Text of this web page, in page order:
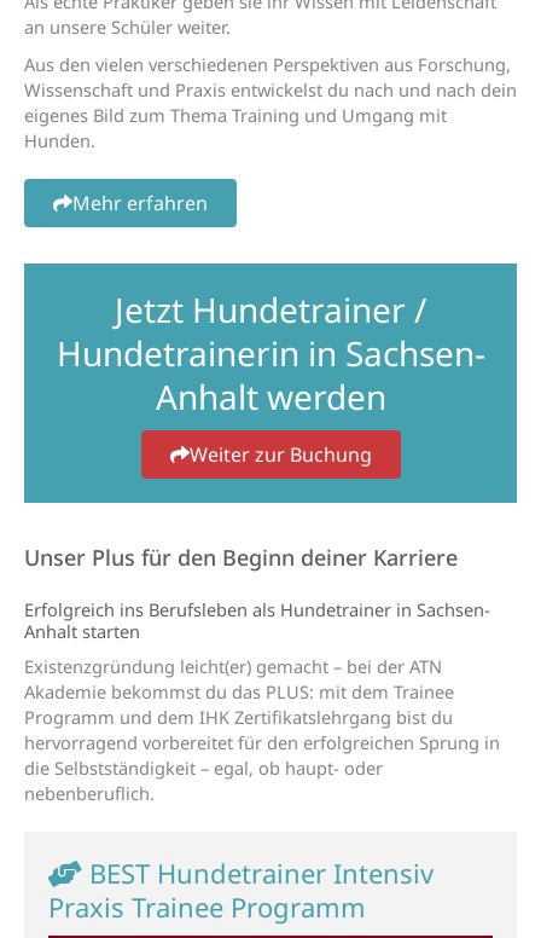
an unsere Schüler weiter.
Aus den vielen verschiedenen Perspektiven aus Forschung,
Wissenschaft und Praxis entwickelst du nach und nach dein
eigenes Bild zum Thema Training und Umgang mit
Hunden.
Mehr erfahren
Jetzt Hundetrainer /
Hundetrainerin in Sachsen-
Anhalt werden
Weiter zur Buchung
Unser Plus für den Beginn deiner Karriere
Erfolgreich ins Berufsleben als Hundetrainer in Sachsen-
Anhalt starten
Existenzgründung leicht(er) gemacht – bei der ATN
Akademie bekommst du das PLUS: mit dem Trainee
Programm und dem IHK Zertifikatslehrgang bist du
hervorragend vorbereitet für den erfolgreichen Sprung in
die Selbstständigkeit – egal, ob haupt- oder
nebenberuflich.
BEST Hundetrainer Intensiv
Praxis Trainee Programm